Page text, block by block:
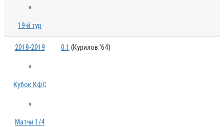
»
19-й тур
2018-2019
»
Кубок КФС
»
Матчи 1/4
0:1 (Курилов '64)